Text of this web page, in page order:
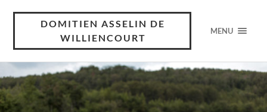
DOMITIEN ASSELIN DE
WILLIENCOURT
MENU